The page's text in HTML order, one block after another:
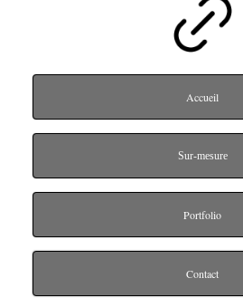
Accueil
Sur-mesure
Portfolio
Contact